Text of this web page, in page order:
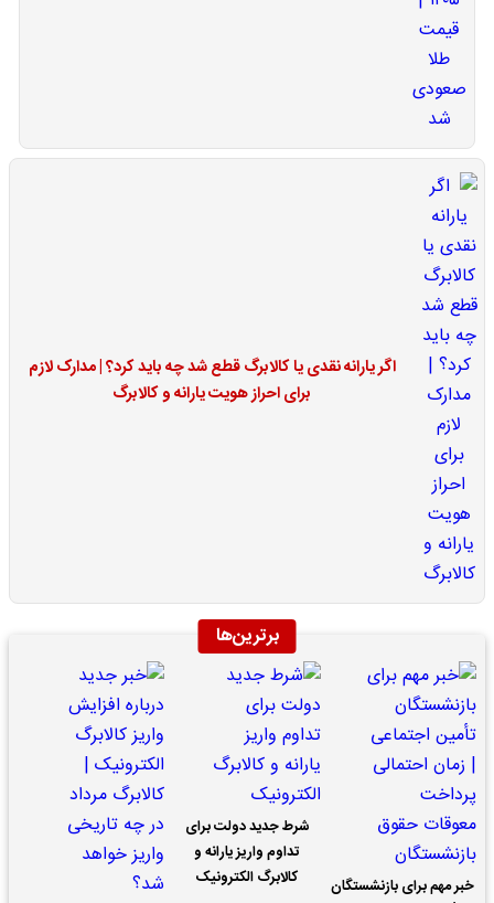
اگر یارانه نقدی یا کالابرگ قطع شد چه باید کرد؟ | مدارک لازم
برای احراز هویت یارانه و کالابرگ
برترین‌ها
خبر مهم برای بازنشستگان
شرط جدید دولت برای
تداوم واریز یارانه و
کالابرگ الکترونیک